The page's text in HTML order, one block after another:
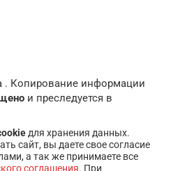
. Копирование информации
и преследуется в
для хранения данных.
сайт, вы даете свое согласие
а так же принимаете все
соглашения. При